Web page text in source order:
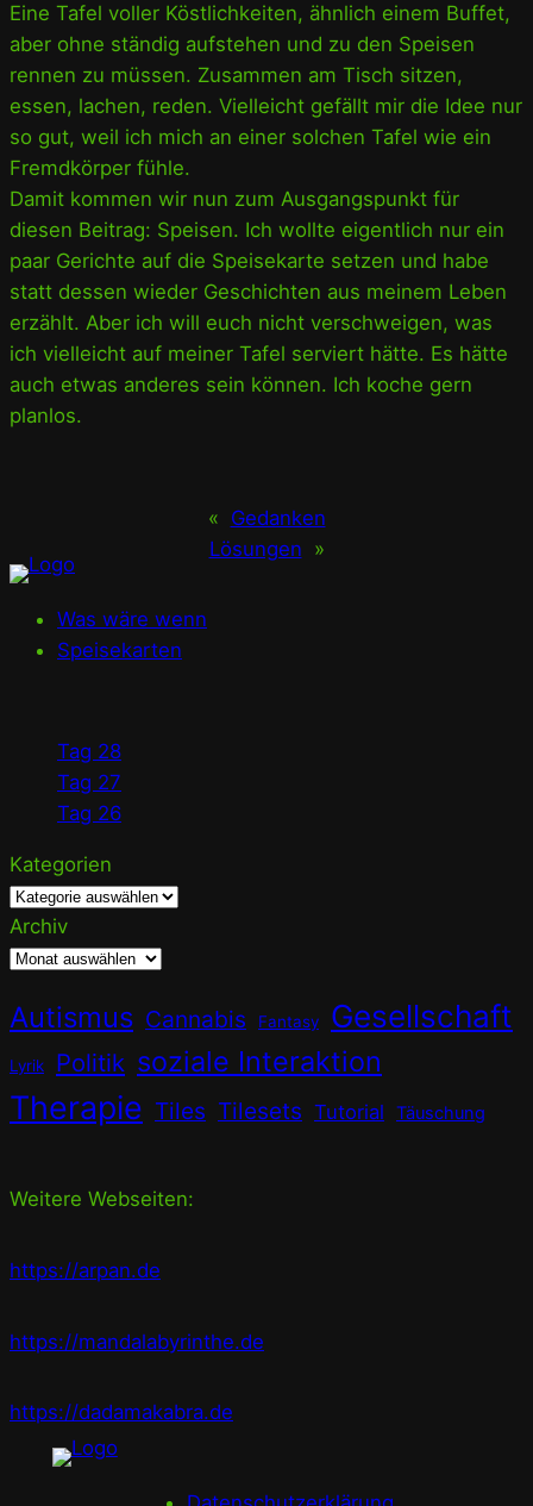
Eine Tafel voller Köstlichkeiten, ähnlich einem Buffet,
aber ohne ständig aufstehen und zu den Speisen
rennen zu müssen. Zusammen am Tisch sitzen,
essen, lachen, reden. Vielleicht gefällt mir die Idee nur
so gut, weil ich mich an einer solchen Tafel wie ein
Fremdkörper fühle.
Damit kommen wir nun zum Ausgangspunkt für
diesen Beitrag: Speisen. Ich wollte eigentlich nur ein
paar Gerichte auf die Speisekarte setzen und habe
statt dessen wieder Geschichten aus meinem Leben
erzählt. Aber ich will euch nicht verschweigen, was
ich vielleicht auf meiner Tafel serviert hätte. Es hätte
auch etwas anderes sein können. Ich koche gern
planlos.
« Gedanken
Lösungen »
Was wäre wenn
Speisekarten
Tag 28
Tag 27
Tag 26
Kategorien
Archiv
Autismus Cannabis Fantasy Gesellschaft
Lyrik Politik soziale Interaktion
Therapie Tiles Tilesets Tutorial Täuschung
Weitere Webseiten:
https://arpan.de
https://mandalabyrinthe.de
https://dadamakabra.de